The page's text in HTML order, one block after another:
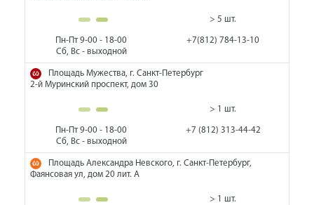
> 5 шт.
Пн-Пт 9-00 - 18-00
Сб, Вс - выходной
+7(812) 784-13-10
Площадь Мужества, г. Санкт-Петербург
2-й Муринский проспект, дом 30
> 1 шт.
Пн-Пт 9-00 - 18-00
Сб, Вс - выходной
+7 (812) 313-44-42
Площадь Александра Невского, г. Санкт-Петербург,
Фаянсовая ул, дом 20 лит. А
> 1 шт.